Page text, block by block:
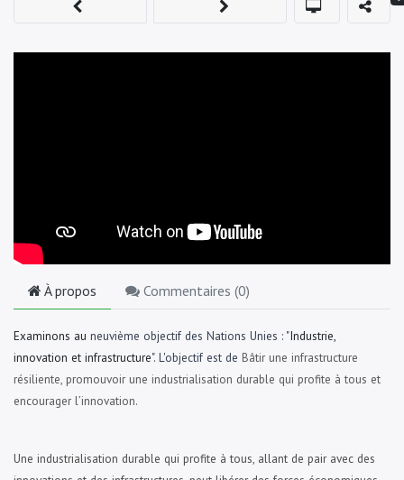
À propos Commentaires (0)
Examinons au neuvième objectif des Nations Unies : "Industrie,
innovation et infrastructure". L'objectif est de Bâtir une infrastructure
résiliente, promouvoir une industrialisation durable qui profite à tous et
encourager l’innovation.
Une industrialisation durable qui profite à tous, allant de pair avec des